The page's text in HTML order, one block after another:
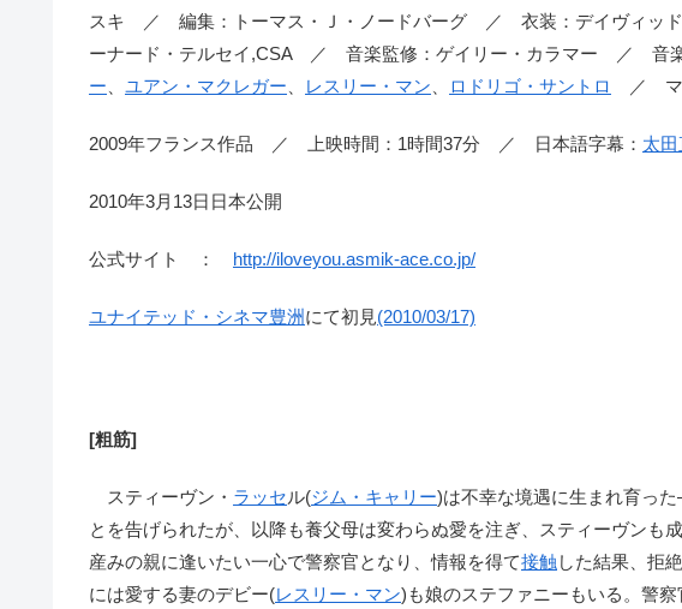
スキ ／ 編集：トーマス・Ｊ・ノードバーグ ／ 衣装：デイヴィッ
ーナード・テルセイ,CSA ／ 音楽監修：ゲイリー・カラマー ／ 音
ー
ユアン・マクレガー レスリー・マン ロドリゴ・サントロ ／ マ
2009年フランス作品 ／ 上映時間：1時間37分 ／ 日本語字幕： 太
2010年3月13日日本公開
公式サイト ： http://iloveyou.asmik-ace.co.jp/
ユナイテッド・シネマ豊洲 にて初見(2010/03/17)
[粗筋]
スティーヴン・ ラッセル(ジム・キャリー)は不幸な境遇に生まれ育っ
とを告げられたが、以降も養父母は変わらぬ愛を注ぎ、スティーヴンも
産みの親に逢いたい一心で警察官となり、情報を得て接触 した結果、拒
には愛する妻のデビー(レスリー・マン)も娘のステファニーもいる。警